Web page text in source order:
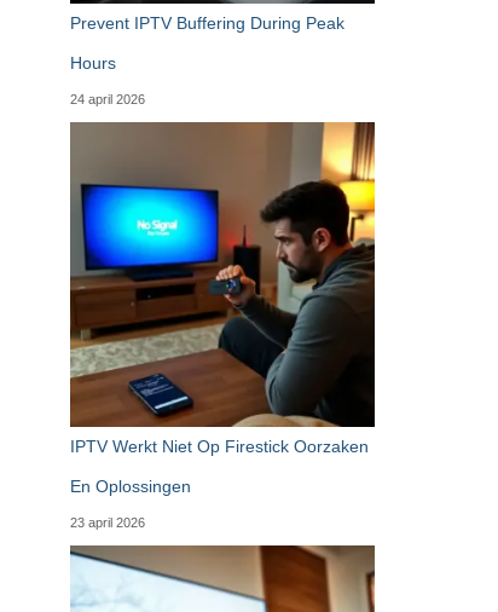
Prevent IPTV Buffering During Peak
Hours
24 april 2026
IPTV Werkt Niet Op Firestick Oorzaken
En Oplossingen
23 april 2026